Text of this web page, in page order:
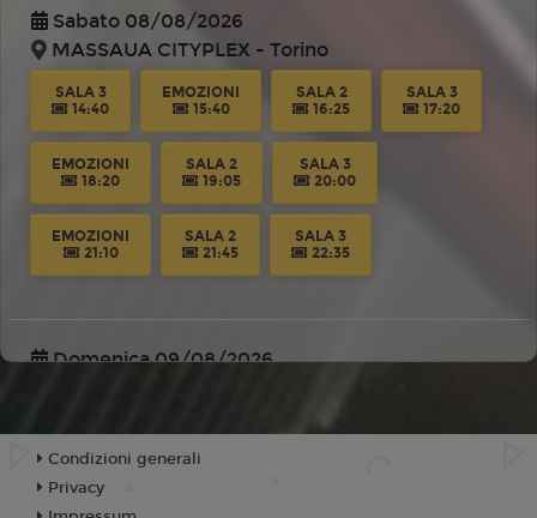
Sabato 08/08/2026
MASSAUA CITYPLEX - Torino
SALA 3
14:40
EMOZIONI
15:40
SALA 2
16:25
SALA 3
17:20
EMOZIONI
18:20
SALA 2
19:05
SALA 3
20:00
EMOZIONI
21:10
SALA 2
21:45
SALA 3
22:35
Domenica 09/08/2026
SALA 3
SALA 2
Condizioni generali
Privacy